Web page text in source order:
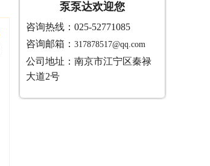
泵泵达欢迎您
咨询热线：025-52771085
咨询邮箱： 317878517@qq.com
公司地址：南京市江宁区秦禄
大道2号